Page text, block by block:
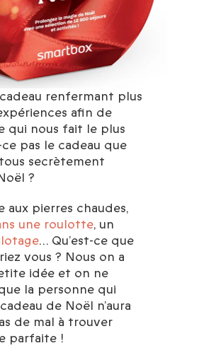
renfermant plus
afin de
qui nous fait le plus
ce pas le cadeau que
secrètement
?
aux pierres chaudes,
une roulotte, un
… Qu’est-ce que
vous ? Nous on a
idée et on ne
la personne qui
de Noël n’aura
de mal à trouver
parfaite !